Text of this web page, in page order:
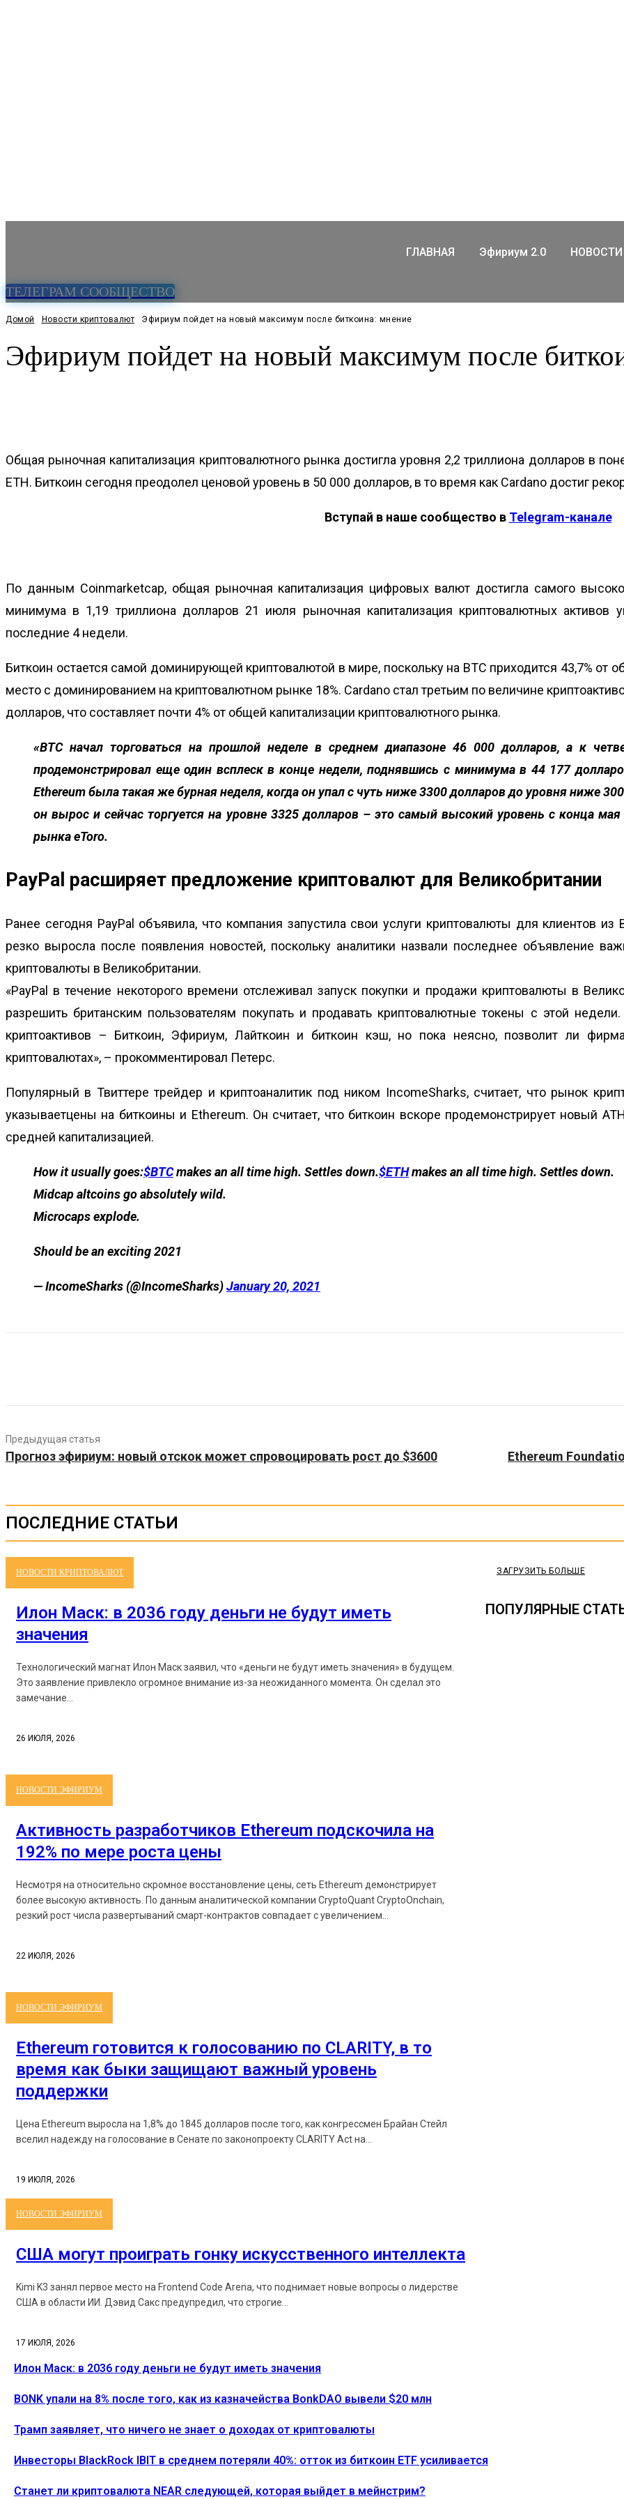
ТЕЛЕГРАМ СООБЩЕСТВО
ГЛАВНАЯ Эфириум 2.0 НОВОСТИ
Домой Новости криптовалют Эфириум пойдет на новый максимум после биткоина: мнение
Эфириум пойдет на новый максимум после
Общая рыночная капитализация криптовалютного рынка достигла уровня 2,2 триллиона долларов в
ETH. Биткоин сегодня преодолел ценовой уровень в 50 000 долларов, в то время как Cardano достиг
Вступай в наше сообщество в Telegram-канале
По данным Coinmarketcap, общая рыночная капитализация цифровых валют достигла самого
минимума в 1,19 триллиона долларов 21 июля рыночная капитализация криптовалютных активов
последние 4 недели.
Биткоин остается самой доминирующей криптовалютой в мире, поскольку на BTC приходится 43,7% от
место с доминированием на криптовалютном рынке 18%. Cardano стал третьим по величине
долларов, что составляет почти 4% от общей капитализации криптовалютного рынка.
«BTC начал торговаться на прошлой неделе в среднем диапазоне 46 000 долларов, а к
продемонстрировал еще один всплеск в конце недели, поднявшись с минимума в 44 177
Ethereum была такая же бурная неделя, когда он упал с чуть ниже 3300 долларов до уровня ниже
он вырос и сейчас торгуется на уровне 3325 долларов – это самый высокий уровень с конца мая
рынка eToro.
PayPal расширяет предложение криптовалют для Великобритании
Ранее сегодня PayPal объявила, что компания запустила свои услуги криптовалюты для клиентов из
резко выросла после появления новостей, поскольку аналитики назвали последнее объявление
криптовалюты в Великобритании.
«PayPal в течение некоторого времени отслеживал запуск покупки и продажи криптовалюты в
разрешить британским пользователям покупать и продавать криптовалютные токены с этой
криптоактивов – Биткоин, Эфириум, Лайткоин и биткоин кэш, но пока неясно, позволит ли
криптовалютах», – прокомментировал Петерс.
Популярный в Твиттере трейдер и криптоаналитик под ником IncomeSharks, считает, что рынок
указываетцены на биткоины и Ethereum. Он считает, что биткоин вскоре продемонстрирует новый
средней капитализацией.
How it usually goes:$BTCmakes an all time high. Settles down.$ETHmakes an all time high. Settles down.
Midcap altcoins go absolutely wild.
Microcaps explode.
Should be an exciting 2021
— IncomeSharks (@IncomeSharks)January 20, 2021
Предыдущая статья
Прогноз эфириум: новый отскок может спровоцировать рост до $3600
Ethereum
ПОСЛЕДНИЕ СТАТЬИ
НОВОСТИ КРИПТОВАЛЮТ
Илон Маск: в 2036 году деньги не будут иметь
значения
Технологический магнат Илон Маск заявил, что «деньги не будут иметь значения» в будущем.
Это заявление привлекло огромное внимание из-за неожиданного момента. Он сделал это
замечание...
26 ИЮЛЯ, 2026
НОВОСТИ ЭФИРИУМ
Активность разработчиков Ethereum подскочила на
192% по мере роста цены
Несмотря на относительно скромное восстановление цены, сеть Ethereum демонстрирует
более высокую активность. По данным аналитической компании CryptoQuant CryptoOnchain,
резкий рост числа развертываний смарт-контрактов совпадает с увеличением...
22 ИЮЛЯ, 2026
НОВОСТИ ЭФИРИУМ
Ethereum готовится к голосованию по CLARITY, в то
время как быки защищают важный уровень
поддержки
Цена Ethereum выросла на 1,8% до 1845 долларов после того, как конгрессмен Брайан Стейл
вселил надежду на голосование в Сенате по законопроекту CLARITY Act на...
19 ИЮЛЯ, 2026
НОВОСТИ ЭФИРИУМ
США могут проиграть гонку искусственного интеллекта
Kimi K3 занял первое место на Frontend Code Arena, что поднимает новые вопросы о лидерстве
США в области ИИ. Дэвид Сакс предупредил, что строгие...
17 ИЮЛЯ, 2026
ЗАГРУЗИТЬ БОЛЬШЕ
ПОПУЛЯРНЫЕ
Илон Маск: в 2036 году деньги не будут иметь значения
BONK упали на 8% после того, как из казначейства BonkDAO вывели $20 млн
Трамп заявляет, что ничего не знает о доходах от криптовалюты
Инвесторы BlackRock IBIT в среднем потеряли 40%: отток из биткоин ETF усиливается
Станет ли криптовалюта NEAR следующей, которая выйдет в мейнстрим?